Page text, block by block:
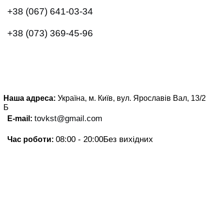
+38 (067) 641-03-34
+38 (073) 369-45-96
Наша адреса: Україна, м. Київ, вул. Ярославів Вал, 13/2
Б
E-mail: tovkst@gmail.com
Час роботи: 08:00 - 20:00Без вихідних